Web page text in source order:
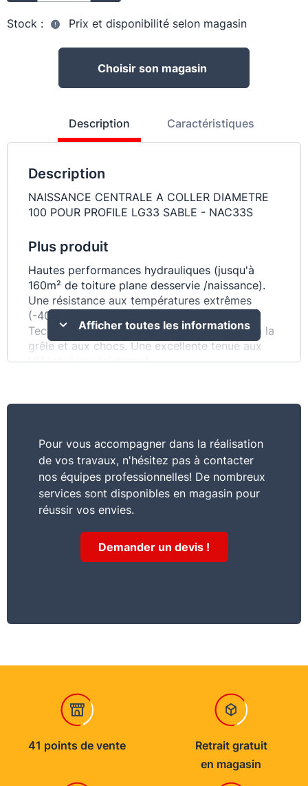
Stock : Prix et disponibilité selon magasin
Choisir son magasin
Description Caractéristiques
Description
NAISSANCE CENTRALE A COLLER DIAMETRE
100 POUR PROFILE LG33 SABLE - NAC33S
Plus produit
Hautes performances hydrauliques (jusqu'à
160m² de toiture plane desservie /naissance).
Une résistance aux températures extrêmes
(-40° à +60°C). Large choix de crochets. En
Techtan.matériau composite ultra-résistant à la
grêle et aux chocs. Une excellente tenue aux
UV (couleur.résistance).
dilatation. Garantie 30 ans
Afficher toutes les informations
Pour vous accompagner dans la réalisation
de vos travaux, n'hésitez pas à contacter
nos équipes professionnelles! De nombreux
services sont disponibles en magasin pour
réussir vos envies.
Demander un devis !
41 points de vente
Retrait gratuit
en magasin